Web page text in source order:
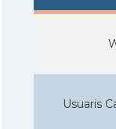
Usuaris